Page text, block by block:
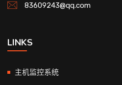
83609243@qq.com
LINKS
主机监控系统